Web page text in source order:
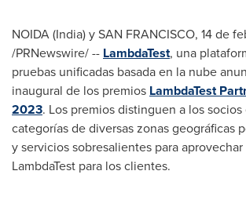
NOIDA (India) ySAN FRANCISCO, 14 de
/PRNewswire/ -- LambdaTest, una
pruebas unificadas basada en la nube
inaugural de los premios LambdaTest
2023. Los premios distinguen a los socios
categorías de diversas zonas geográficas
y servicios sobresalientes para
LambdaTest para los clientes.